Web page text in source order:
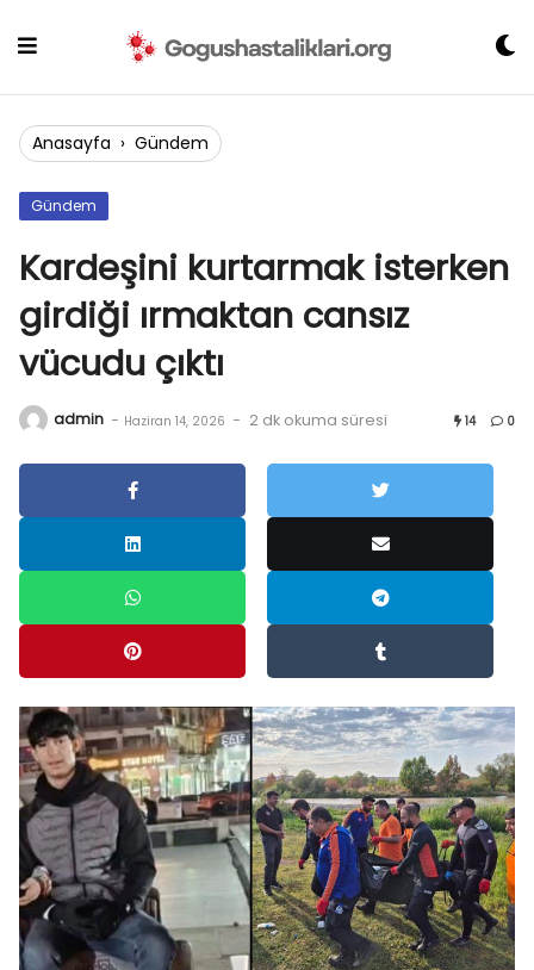
Anasayfa › Gündem
Gündem
Kardeşini kurtarmak isterken
girdiği ırmaktan cansız
vücudu çıktı
admin - Haziran 14, 2026 - 2 dk okuma süresi 14 0